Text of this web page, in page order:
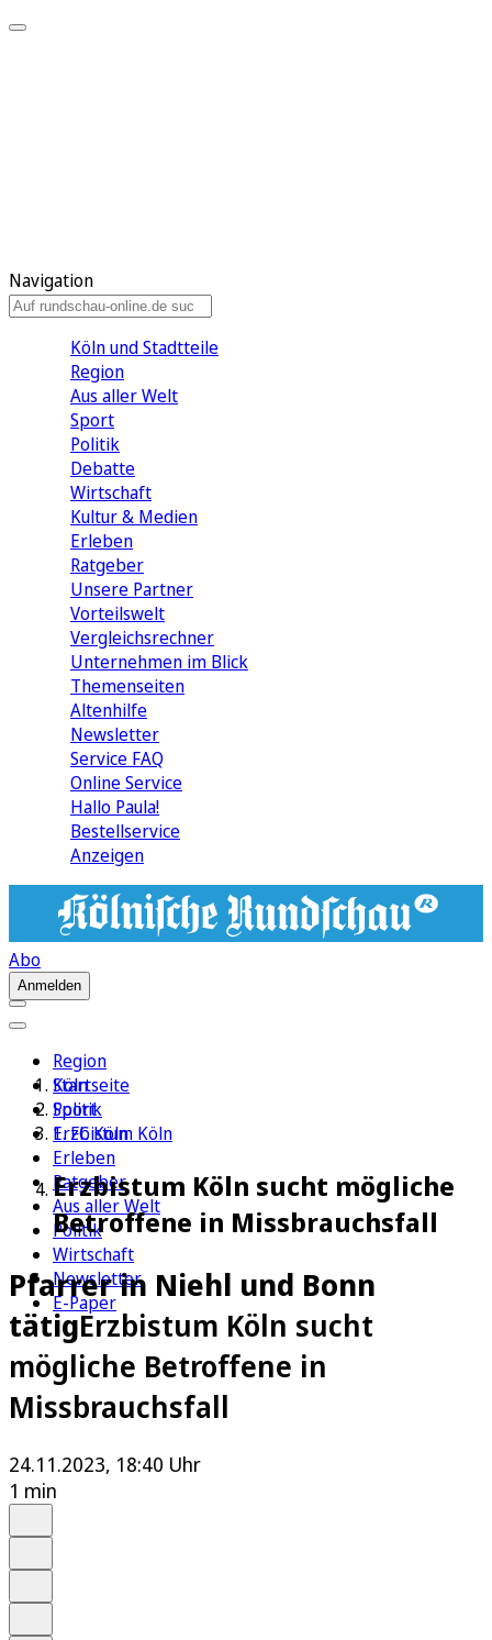
Navigation
Köln und Stadtteile
Region
Aus aller Welt
Sport
Politik
Debatte
Wirtschaft
Kultur & Medien
Erleben
Ratgeber
Unsere Partner
Vorteilswelt
Vergleichsrechner
Unternehmen im Blick
Themenseiten
Altenhilfe
Newsletter
Service FAQ
Online Service
Hallo Paula!
Bestellservice
Anzeigen
Abo
Anmelden
Region
Köln
Sport
1. FC Köln
Erleben
Ratgeber
Aus aller Welt
Politik
Wirtschaft
Newsletter
E-Paper
Startseite
Politik
Erzbistum Köln
Erzbistum Köln sucht mögliche
Betroffene in Missbrauchsfall
Pfarrer in Niehl und Bonn
tätigErzbistum Köln sucht
mögliche Betroffene in
Missbrauchsfall
24.11.2023, 18:40 Uhr
1 min